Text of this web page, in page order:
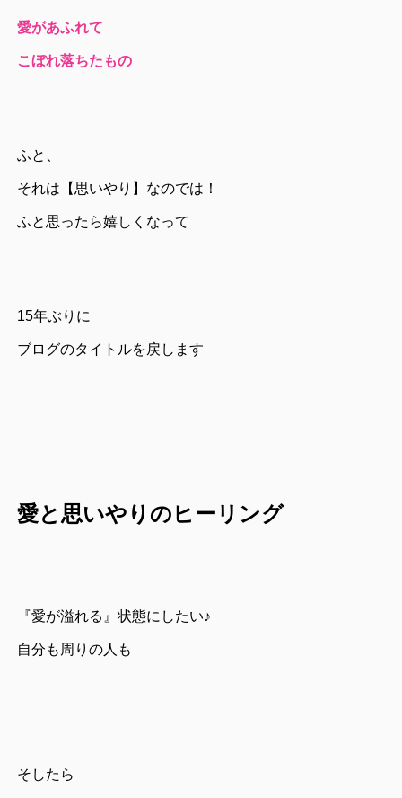
愛があふれて
こぼれ落ちたもの
ふと、
それは【思いやり】なのでは！
ふと思ったら嬉しくなって
15年ぶりに
ブログのタイトルを戻します
愛と思いやりのヒーリング
『愛が溢れる』状態にしたい♪
自分も周りの人も
そしたら